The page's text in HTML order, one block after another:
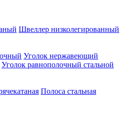
Швеллер низколегированный
Уголок нержавеющий
Уголок равнополочный стальной
Полоса стальная